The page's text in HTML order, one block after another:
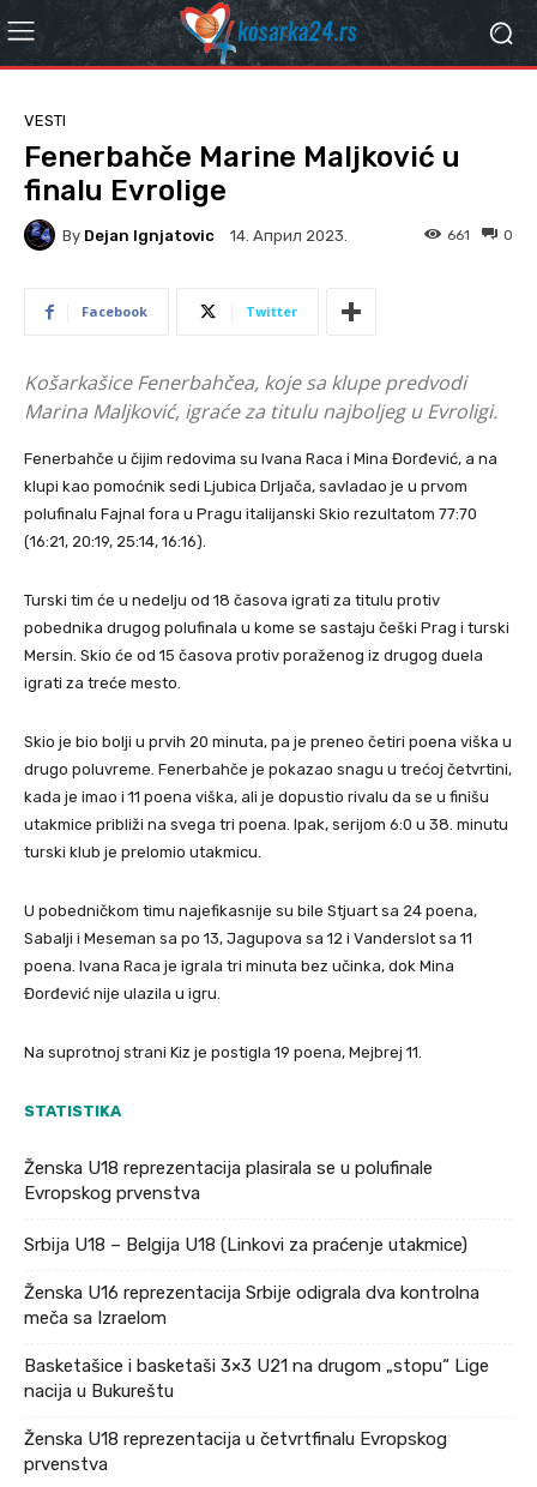
VESTI
Fenerbahče Marine Maljković u
finalu Evrolige
By Dejan Ignjatovic 14. Април 2023. 0
661
Facebook Twitter
Košarkašice Fenerbahčea, koje sa klupe predvodi
Marina Maljković, igraće za titulu najboljeg u Evroligi.
Fenerbahče u čijim redovima su Ivana Raca i Mina Đorđević, a na
klupi kao pomoćnik sedi Ljubica Drljača, savladao je u prvom
polufinalu Fajnal fora u Pragu italijanski Skio rezultatom 77:70
(16:21, 20:19, 25:14, 16:16).
Turski tim će u nedelju od 18 časova igrati za titulu protiv
pobednika drugog polufinala u kome se sastaju češki Prag i turski
Mersin. Skio će od 15 časova protiv poraženog iz drugog duela
igrati za treće mesto.
Skio je bio bolji u prvih 20 minuta, pa je preneo četiri poena viška u
drugo poluvreme. Fenerbahče je pokazao snagu u trećoj četvrtini,
kada je imao i 11 poena viška, ali je dopustio rivalu da se u finišu
utakmice približi na svega tri poena. Ipak, serijom 6:0 u 38. minutu
turski klub je prelomio utakmicu.
U pobedničkom timu najefikasnije su bile Stjuart sa 24 poena,
Sabalji i Meseman sa po 13, Jagupova sa 12 i Vanderslot sa 11
poena. Ivana Raca je igrala tri minuta bez učinka, dok Mina
Đorđević nije ulazila u igru.
Na suprotnoj strani Kiz je postigla 19 poena, Mejbrej 11.
STATISTIKA
Ženska U18 reprezentacija plasirala se u polufinale
Evropskog prvenstva
Srbija U18 – Belgija U18 (Linkovi za praćenje utakmice)
Ženska U16 reprezentacija Srbije odigrala dva kontrolna
meča sa Izraelom
Basketašice i basketaši 3×3 U21 na drugom „stopu“ Lige
nacija u Bukureštu
Ženska U18 reprezentacija u četvrtfinalu Evropskog
prvenstva